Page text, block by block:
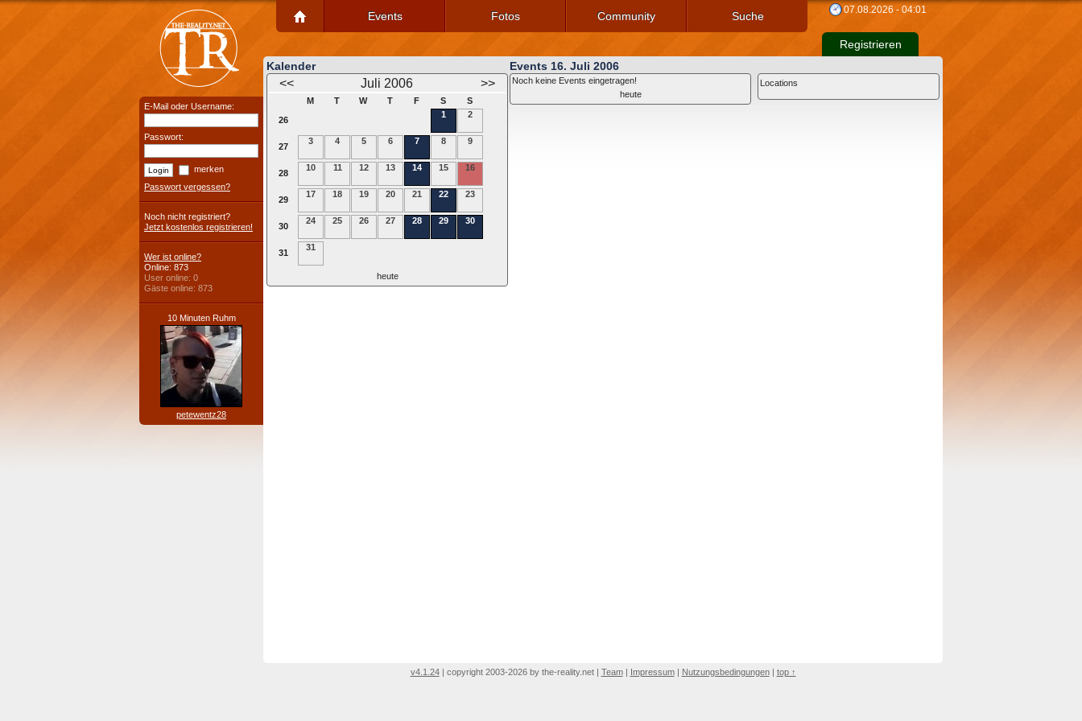
Events Fotos Community Suche 07.08.2026 - 04:01
Registrieren
Kalender
<< Juli 2006 >>
M T W T F S
S
26
1 2
27
3 4 5 6 7 8 9
28
10 11 12 13 14 15 16
29
17 18 19 20 21 22 23
30
24 25 26 27 28 29 30
31
31
heute
Events 16. Juli 2006
Noch keine Events eingetragen!
heute
Locations
E-Mail oder Username:
Passwort:
merken
Passwort vergessen?
Noch nicht registriert?
Jetzt kostenlos registrieren!
Wer ist online?
Online: 873
User online: 0
Gäste online: 873
10 Minuten Ruhm
petewentz28
v4.1.24| copyright 2003-2026 by the-reality.net | Team| Impressum| Nutzungsbedingungen| top ↑